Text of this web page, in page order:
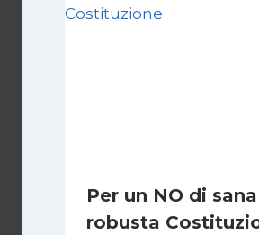
Per un NO di
robusta